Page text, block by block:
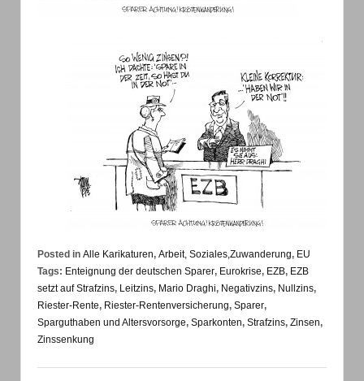
Posted in Alle Karikaturen, Arbeit, Soziales,Zuwanderung, EU
Tags: Enteignung der deutschen Sparer, Eurokrise, EZB, EZB
setzt auf Strafzins, Leitzins, Mario Draghi, Negativzins, Nullzins,
Riester-Rente, Riester-Rentenversicherung, Sparer,
Sparguthaben und Altersvorsorge, Sparkonten, Strafzins, Zinsen,
Zinssenkung